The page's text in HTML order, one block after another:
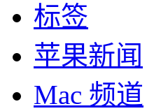
标签
苹果新闻
Mac 频道